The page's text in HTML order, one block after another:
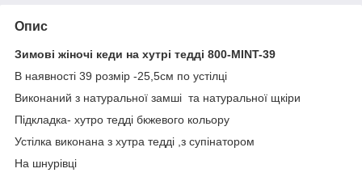
Опис
Зимові жіночі кеди на хутрі тедді 800-MINT-39
В наявності 39 розмір -25,5см по устілці
Виконаний з натуральної замші та натуральної щкіри
Підкладка- хутро тедді бкжевого кольору
Устілка виконана з хутра тедді ,з супінатором
На шнурівці